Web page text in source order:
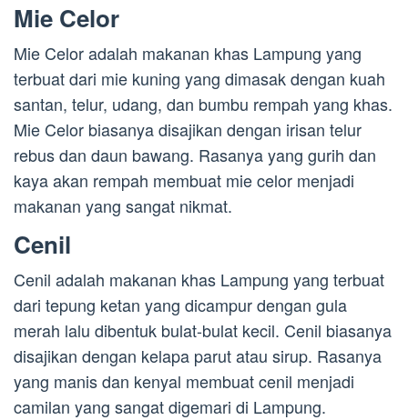
Mie Celor
Mie Celor adalah makanan khas Lampung yang
terbuat dari mie kuning yang dimasak dengan kuah
santan, telur, udang, dan bumbu rempah yang khas.
Mie Celor biasanya disajikan dengan irisan telur
rebus dan daun bawang. Rasanya yang gurih dan
kaya akan rempah membuat mie celor menjadi
makanan yang sangat nikmat.
Cenil
Cenil adalah makanan khas Lampung yang terbuat
dari tepung ketan yang dicampur dengan gula
merah lalu dibentuk bulat-bulat kecil. Cenil biasanya
disajikan dengan kelapa parut atau sirup. Rasanya
yang manis dan kenyal membuat cenil menjadi
camilan yang sangat digemari di Lampung.